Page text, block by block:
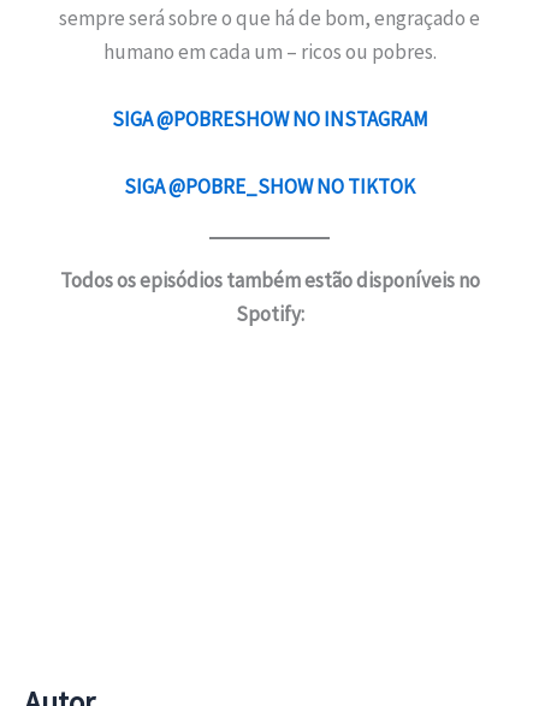
sempre será sobre o que há de bom, engraçado e
humano em cada um – ricos ou pobres.
SIGA @POBRESHOW NO INSTAGRAM
SIGA @POBRE_SHOW NO TIKTOK
Todos os episódios também estão disponíveis no
Spotify: